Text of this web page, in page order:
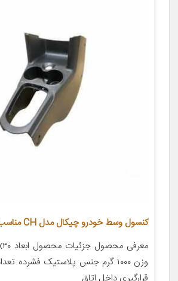
کنسول وسط خودرو چیکال مدل CH مناسب برای کوییک